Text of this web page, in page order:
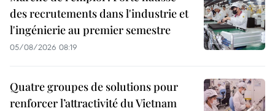
des recrutements dans l'industrie et
l'ingénierie au premier semestre
05/08/2026 08:19
Quatre groupes de solutions pour
renforcer l’attractivité du Vietnam